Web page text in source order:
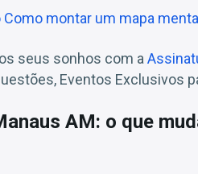
Como montar um mapa
seus sonhos com a
Eventos Exclusivos
AM: o que